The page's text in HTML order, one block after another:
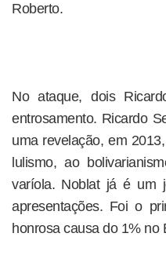
Roberto.
No ataque, dois
entrosamento. Ricardo
uma revelação, em
lulismo, ao
varíola. Noblat já é um
apresentações. Foi o
honrosa causa do 1% no